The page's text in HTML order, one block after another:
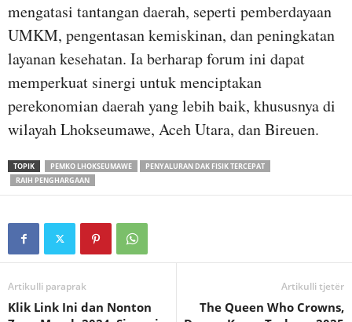
mengatasi tantangan daerah, seperti pemberdayaan
UMKM, pengentasan kemiskinan, dan peningkatan
layanan kesehatan. Ia berharap forum ini dapat
memperkuat sinergi untuk menciptakan
perekonomian daerah yang lebih baik, khususnya di
wilayah Lhokseumawe, Aceh Utara, dan Bireuen.
TOPIK PEMKO LHOKSEUMAWE
PENYALURAN DAK FISIK TERCEPAT
RAIH PENGHARGAAN
Artikulli paraprak
Klik Link Ini dan Nonton
Artikulli tjetër
The Queen Who Crowns,